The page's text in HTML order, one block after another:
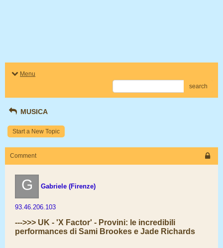
Menu
search
MUSICA
Start a New Topic
Comment
G Gabriele (Firenze)
93.46.206.103
--->>> UK - 'X Factor' - Provini: le incredibili
performances di Sami Brookes e Jade Richards